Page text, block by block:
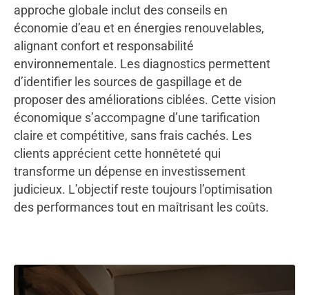
approche globale inclut des conseils en
économie d’eau et en énergies renouvelables,
alignant confort et responsabilité
environnementale. Les diagnostics permettent
d’identifier les sources de gaspillage et de
proposer des améliorations ciblées. Cette vision
économique s’accompagne d’une tarification
claire et compétitive, sans frais cachés. Les
clients apprécient cette honnêteté qui
transforme un dépense en investissement
judicieux. L’objectif reste toujours l’optimisation
des performances tout en maîtrisant les coûts.